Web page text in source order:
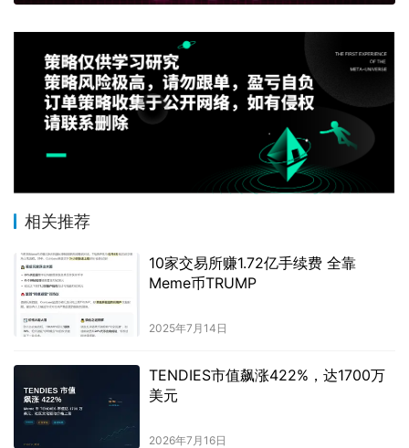
相关推荐
10家交易所赚1.72亿手续费 全靠
Meme币TRUMP
2025年7月14日
TENDIES市值飙涨422%，达1700万
美元
2026年7月16日